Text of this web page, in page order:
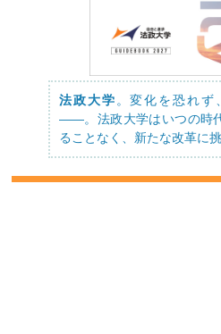
法政大学 。変化を恐れず
――。法政大学はいつの時
ることなく、新たな改革に